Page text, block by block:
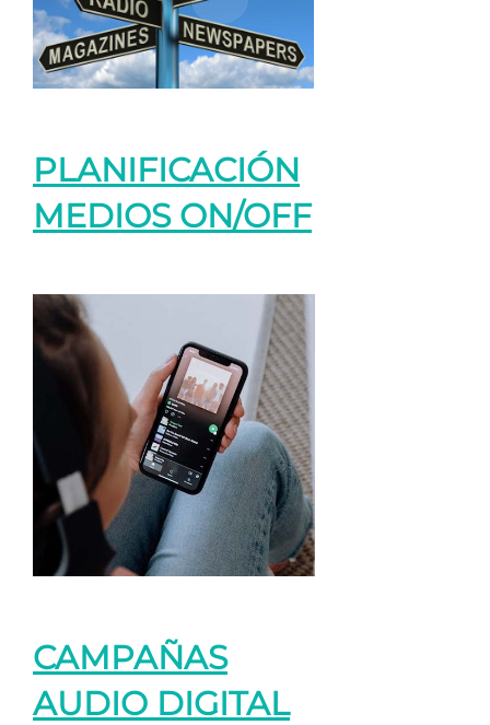
PLANIFICACIÓN
MEDIOS ON/OFF
CAMPAÑAS
AUDIO DIGITAL